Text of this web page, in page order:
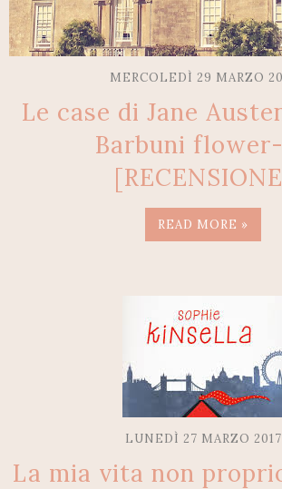
MERCOLEDÌ 29 MARZO
Le case di Jane
Barbuni
READ MORE »
LUNEDÌ 27 MARZO 2017
La mia vita non